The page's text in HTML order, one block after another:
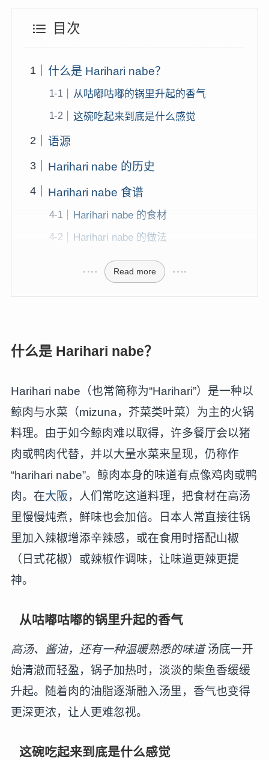
目次
什么是 Harihari nabe？
从咕嘟咕嘟的锅里升起的香气
这碗吃起来到底是什么感觉
语源
Harihari nabe 的历史
Harihari nabe 食谱
Harihari nabe 的食材
Harihari nabe 的做法
Read more
什么是 Harihari nabe？
Harihari nabe（也常简称为“Harihari”）是一种以
鲸肉与水菜（mizuna，芥菜类叶菜）为主的火锅
料理。由于如今鲸肉难以取得，许多餐厅会以猪
肉或鸭肉代替，并以大量水菜来呈现，仍称作
“harihari nabe”。鲸肉本身的味道有点像鸡肉或鸭
肉。在大阪，人们常吃这道料理，把食材在高汤
里慢慢炖煮，鲜味也会加倍。日本人常直接往锅
里加入辣椒增添辛辣感，或在食用时搭配山椒
（日式花椒）或辣椒作调味，让味道更辣更提
神。
从咕嘟咕嘟的锅里升起的香气
高汤、酱油，还有一种温暖熟悉的味道汤底一开
始清澈而轻盈，锅子加热时，淡淡的柴鱼香缓缓
升起。随着肉的油脂逐渐融入汤里，香气也变得
更深更浓，让人更难忽视。
这碗吃起来到底是什么感觉